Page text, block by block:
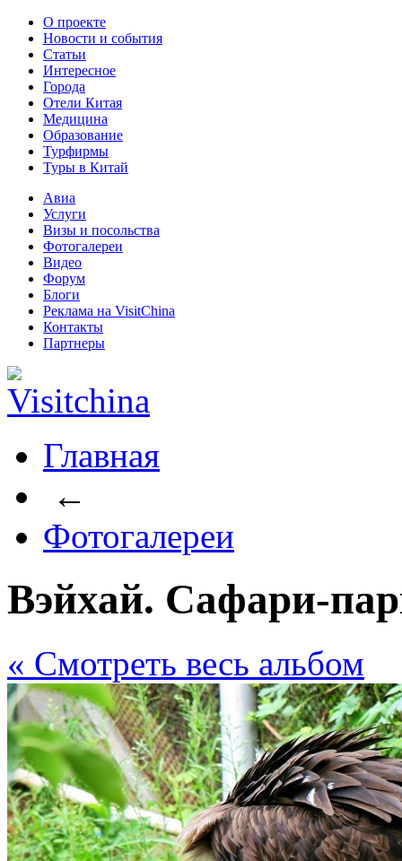
О проекте
Новости и события
Статьи
Интересное
Города
Отели Китая
Медицина
Образование
Турфирмы
Туры в Китай
Авиа
Услуги
Визы и посольства
Фотогалереи
Видео
Форум
Блоги
Реклама на VisitChina
Контакты
Партнеры
Главная
←
Фотогалереи
Вэйхай. Сафари-
« Cмотреть весь альбом